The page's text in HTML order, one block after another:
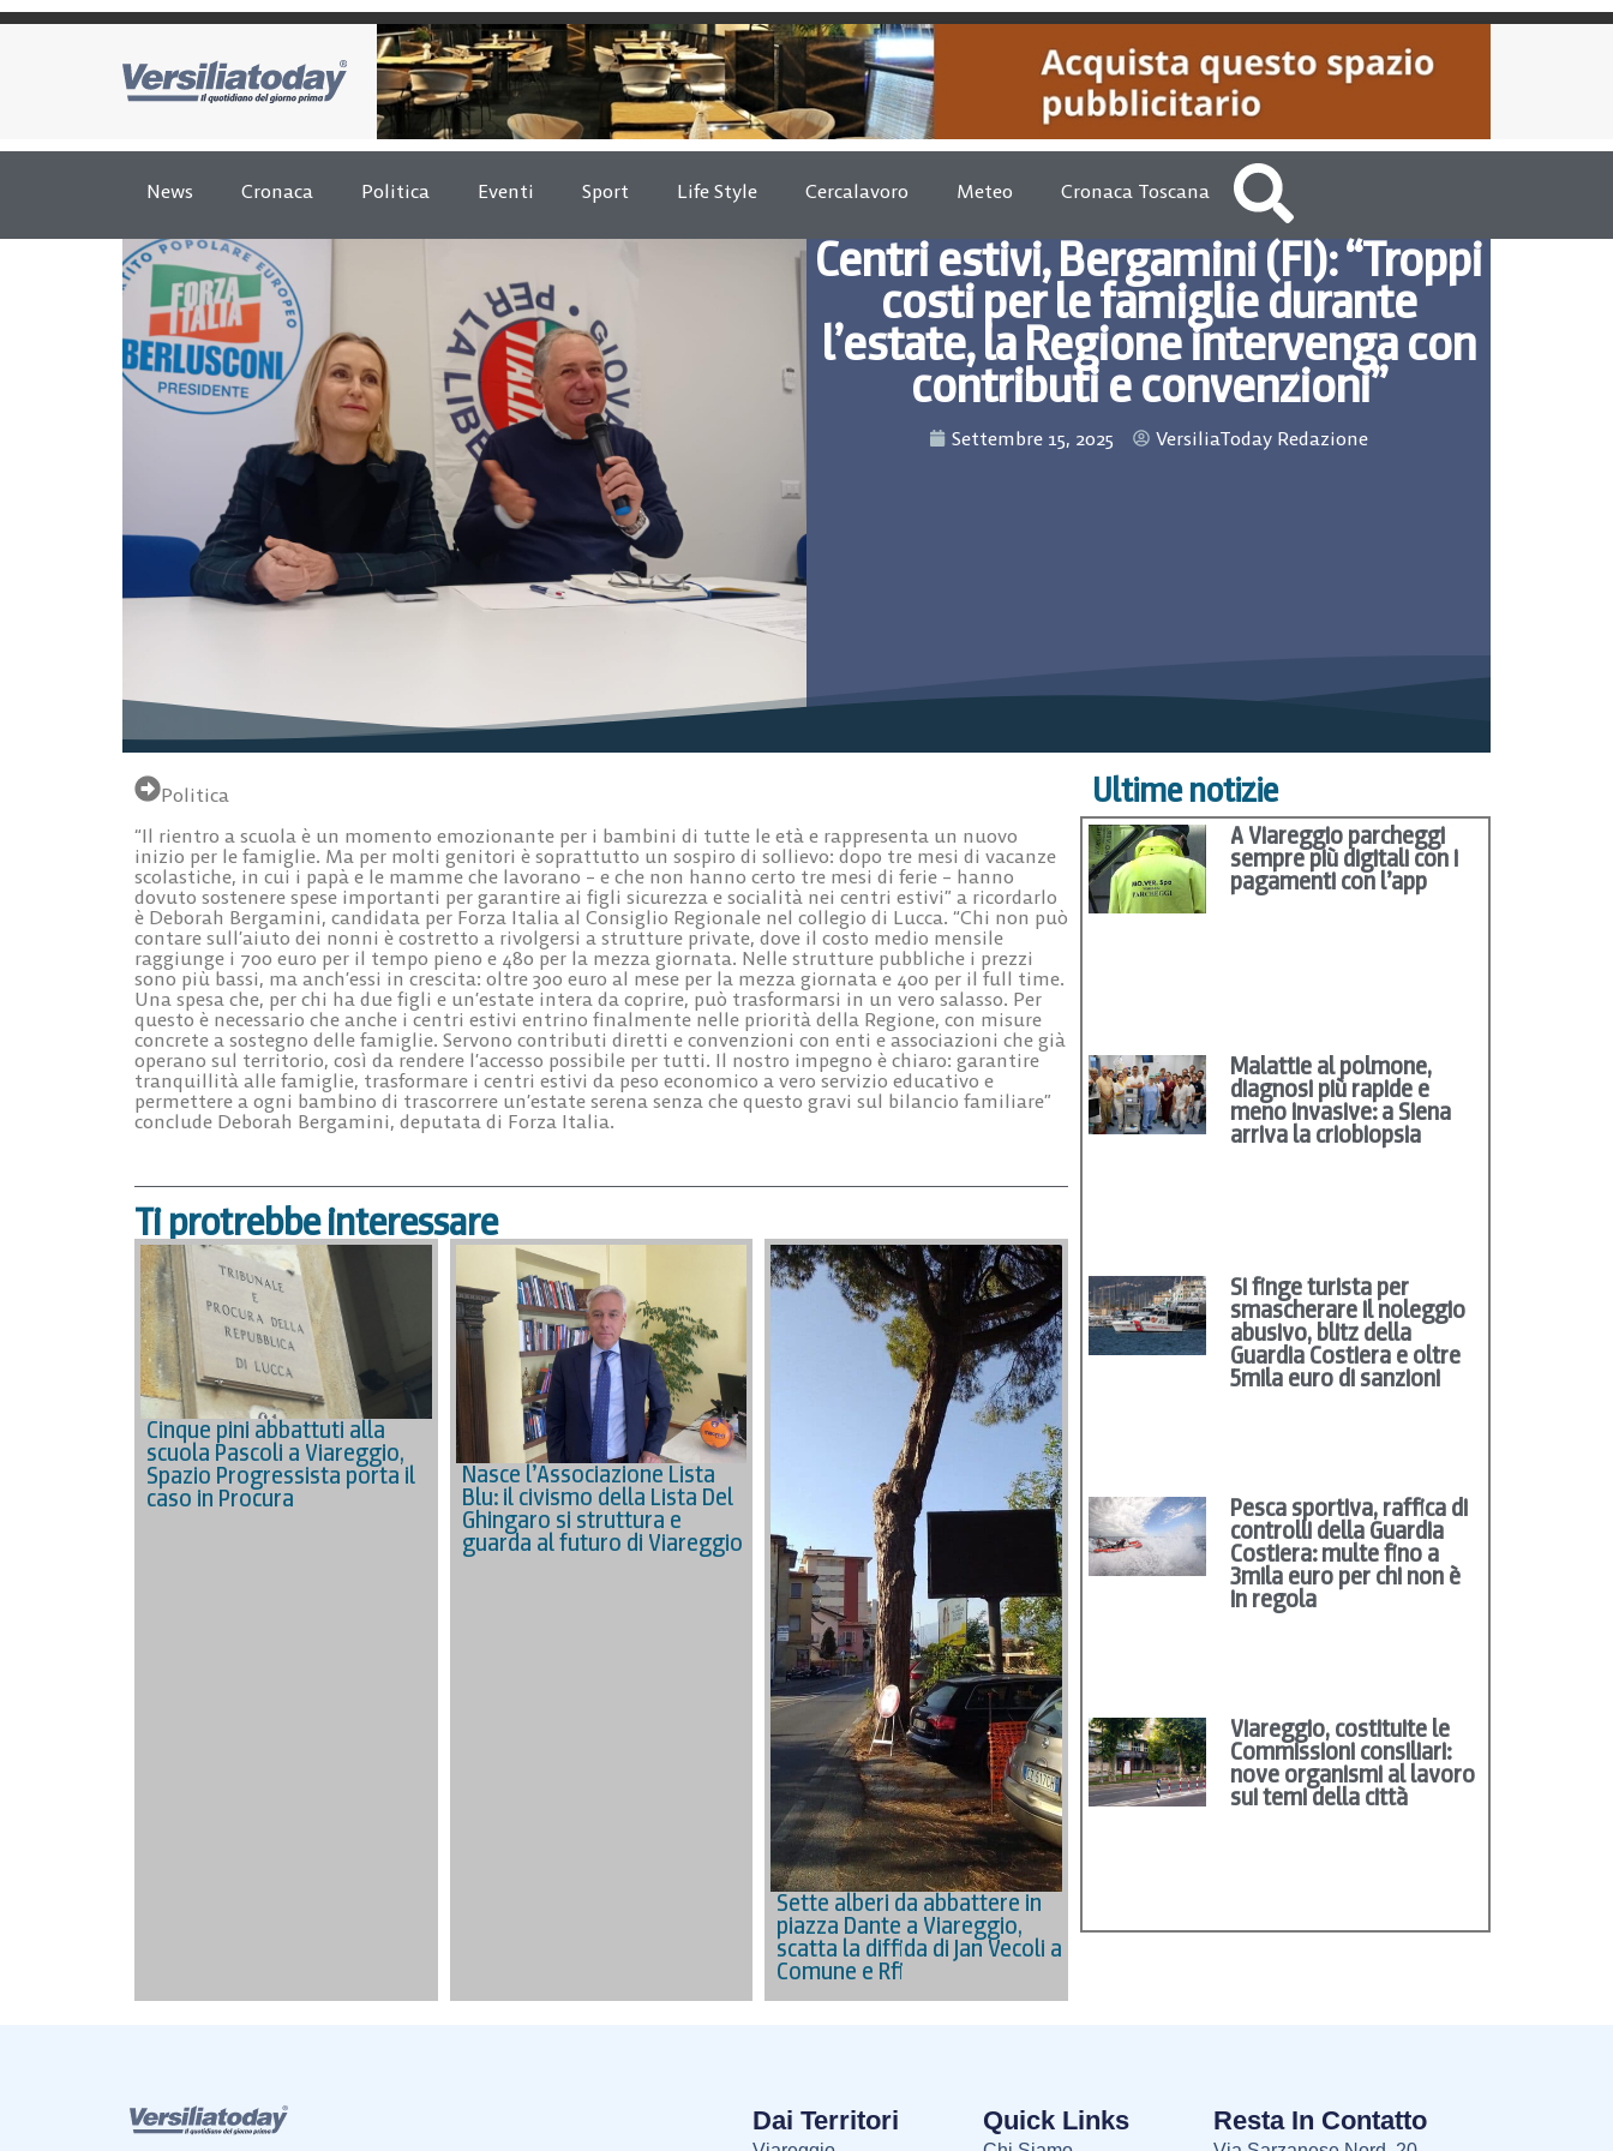
News Cronaca Politica Eventi Sport Life Style Cercalavoro Meteo Cronaca Toscana
Centri estivi, Bergamini (FI): “Troppi
costi per le famiglie durante
l’estate, la Regione intervenga con
contributi e convenzioni”
Settembre 15, 2025 VersiliaToday Redazione
Politica
“Il rientro a scuola è un momento emozionante per i bambini di tutte le età e rappresenta un nuovo
inizio per le famiglie. Ma per molti genitori è soprattutto un sospiro di sollievo: dopo tre mesi di vacanze
scolastiche, in cui i papà e le mamme che lavorano – e che non hanno certo tre mesi di ferie – hanno
dovuto sostenere spese importanti per garantire ai figli sicurezza e socialità nei centri estivi” a ricordarlo
è Deborah Bergamini, candidata per Forza Italia al Consiglio Regionale nel collegio di Lucca. “Chi non può
contare sull’aiuto dei nonni è costretto a rivolgersi a strutture private, dove il costo medio mensile
raggiunge i 700 euro per il tempo pieno e 480 per la mezza giornata. Nelle strutture pubbliche i prezzi
sono più bassi, ma anch’essi in crescita: oltre 300 euro al mese per la mezza giornata e 400 per il full time.
Una spesa che, per chi ha due figli e un’estate intera da coprire, può trasformarsi in un vero salasso. Per
questo è necessario che anche i centri estivi entrino finalmente nelle priorità della Regione, con misure
concrete a sostegno delle famiglie. Servono contributi diretti e convenzioni con enti e associazioni che già
operano sul territorio, così da rendere l’accesso possibile per tutti. Il nostro impegno è chiaro: garantire
tranquillità alle famiglie, trasformare i centri estivi da peso economico a vero servizio educativo e
permettere a ogni bambino di trascorrere un’estate serena senza che questo gravi sul bilancio familiare”
conclude Deborah Bergamini, deputata di Forza Italia.
Ti protrebbe interessare
Cinque pini abbattuti alla
scuola Pascoli a Viareggio,
Spazio Progressista porta il
caso in Procura
Nasce l’Associazione Lista
Blu: il civismo della Lista Del
Ghingaro si struttura e
guarda al futuro di Viareggio
Sette alberi da abbattere in
piazza Dante a Viareggio,
scatta la diffida di Jan Vecoli a
Comune e Rfi
Ultime notizie
A Viareggio parcheggi
sempre più digitali con i
pagamenti con l’app
Malattie al polmone,
diagnosi più rapide e
meno invasive: a Siena
arriva la criobiopsia
Si finge turista per
smascherare il noleggio
abusivo, blitz della
Guardia Costiera e oltre
5mila euro di sanzioni
Pesca sportiva, raffica di
controlli della Guardia
Costiera: multe fino a
3mila euro per chi non è
in regola
Viareggio, costituite le
Commissioni consiliari:
nove organismi al lavoro
sui temi della città
Dai Territori Quick Links Resta In Contatto